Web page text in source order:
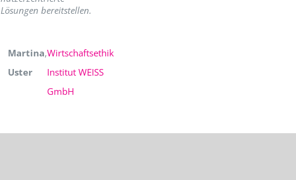
Lösungen bereitstellen.
Martina
Uster
,Wirtschaftsethik
Institut WEISS
GmbH